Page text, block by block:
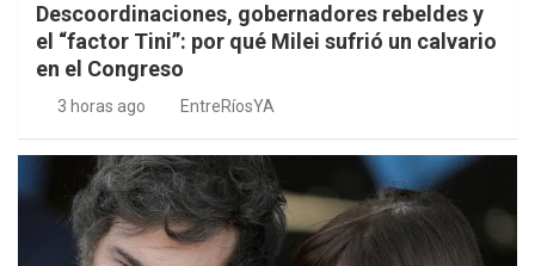
Descoordinaciones, gobernadores rebeldes y
el “factor Tini”: por qué Milei sufrió un calvario
en el Congreso
3 horas ago EntreRíosYA